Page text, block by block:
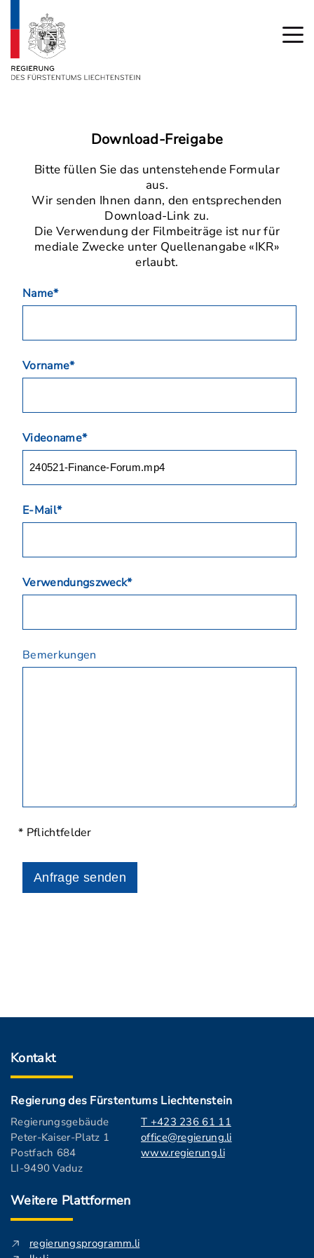
Download-Freigabe
Bitte füllen Sie das untenstehende Formular
aus.
Wir senden Ihnen dann, den entsprechenden
Download-Link zu.
Die Verwendung der Filmbeiträge ist nur für
mediale Zwecke unter Quellenangabe «IKR»
erlaubt.
Name*
Vorname*
Videoname*
E-Mail*
Verwendungszweck*
Bemerkungen
* Pflichtfelder
Anfrage senden
Kontakt
Regierung des Fürstentums Liechtenstein
Regierungsgebäude
Peter-Kaiser-Platz 1
Postfach 684
LI-9490 Vaduz
T +423 236 61 11
office@regierung.li
www.regierung.li
Weitere Plattformen
regierungsprogramm.li